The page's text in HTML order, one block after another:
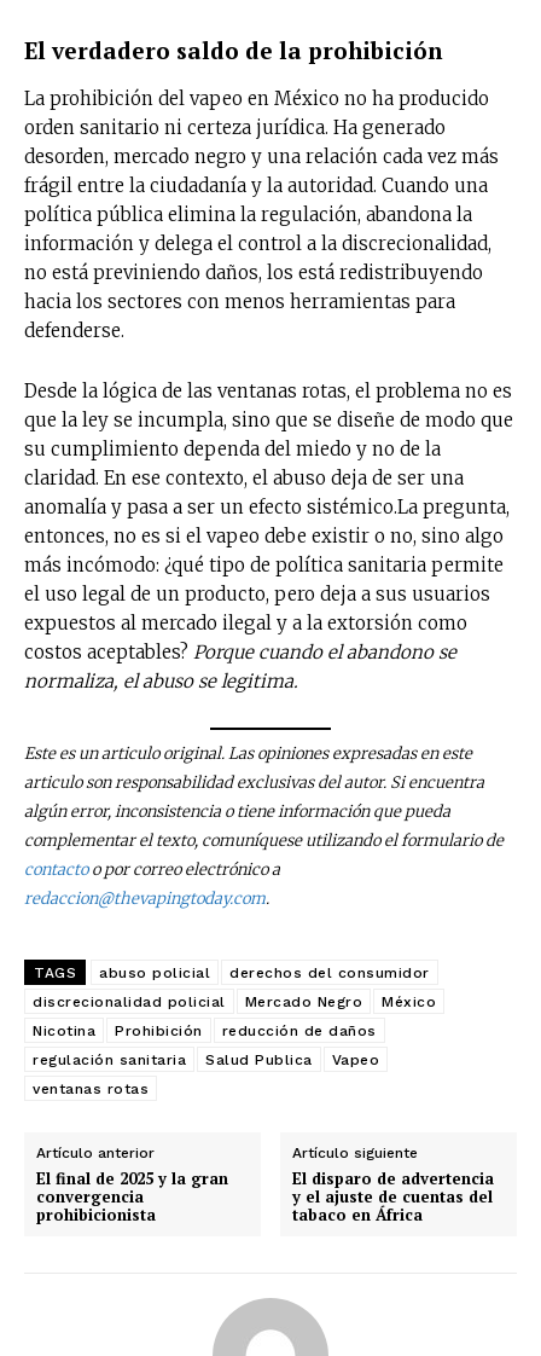
últimas noticias
Suscríbete a nuestro boletín diario y
recibe todas las noticias del vapeo y la
reducción de daños en tu correo
electrónico.
Subscribe to our daily clipping and
receive all the news of vaping and
tobacco harm reduction in your email.
SUBSCRIBIRSE
El verdadero saldo de la prohibición
La prohibición del vapeo en México no ha producido
orden sanitario ni certeza jurídica. Ha generado
desorden, mercado negro y una relación cada vez más
frágil entre la ciudadanía y la autoridad. Cuando una
política pública elimina la regulación, abandona la
información y delega el control a la discrecionalidad,
no está previniendo daños, los está redistribuyendo
hacia los sectores con menos herramientas para
defenderse.
Desde la lógica de las ventanas rotas, el problema no es
que la ley se incumpla, sino que se diseñe de modo que
su cumplimiento dependa del miedo y no de la
claridad. En ese contexto, el abuso deja de ser una
anomalía y pasa a ser un efecto sistémico.La pregunta,
entonces, no es si el vapeo debe existir o no, sino algo
más incómodo: ¿qué tipo de política sanitaria permite
el uso legal de un producto, pero deja a sus usuarios
expuestos al mercado ilegal y a la extorsión como
costos aceptables? Porque cuando el abandono se
normaliza, el abuso se legitima.
Este es un articulo original. Las opiniones expresadas en este
articulo son responsabilidad exclusivas del autor. Si encuentra
algún error, inconsistencia o tiene información que pueda
complementar el texto, comuníquese utilizando el formulario de
contactoo por correo electrónico a
redaccion@thevapingtoday.com.
TAGS abuso policial
derechos del consumidor
discrecionalidad policial
Mercado Negro
México
Nicotina
Prohibición
reducción de daños
regulación sanitaria
Salud Publica
Vapeo
ventanas rotas
Artículo anterior
El final de 2025 y la gran
convergencia
prohibicionista
Artículo siguiente
El disparo de advertencia
y el ajuste de cuentas del
tabaco en África